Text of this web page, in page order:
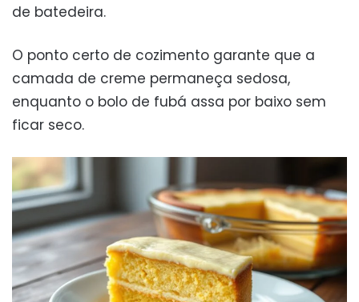
de batedeira.
O ponto certo de cozimento garante que a
camada de creme permaneça sedosa,
enquanto o bolo de fubá assa por baixo sem
ficar seco.